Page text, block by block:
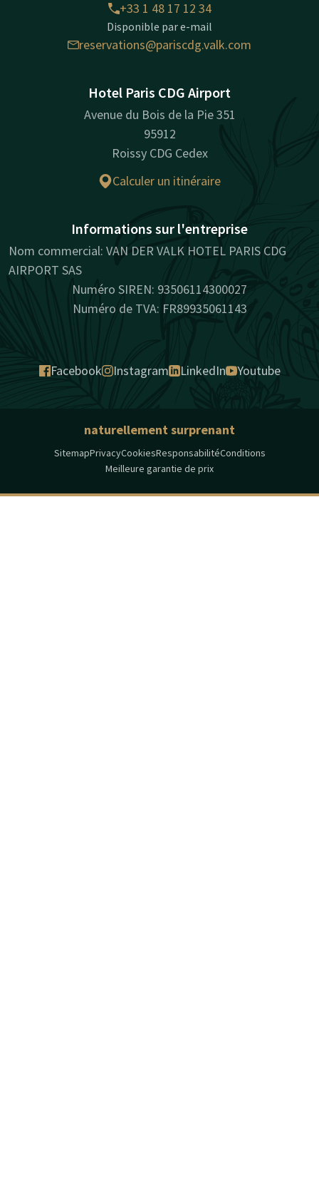
+33 1 48 17 12 34
Disponible par e-mail
reservations@pariscdg.valk.com
Hotel Paris CDG Airport
Avenue du Bois de la Pie 351
95912
Roissy CDG Cedex
Calculer un itinéraire
Informations sur l'entreprise
Nom commercial: VAN DER VALK HOTEL PARIS CDG
AIRPORT SAS
Numéro SIREN: 93506114300027
Numéro de TVA: FR89935061143
Facebook Instagram LinkedIn Youtube
naturellement surprenant
SitemapPrivacyCookiesResponsabilitéConditions
Meilleure garantie de prix